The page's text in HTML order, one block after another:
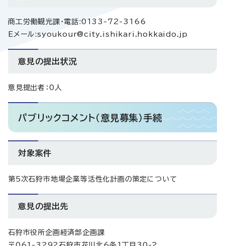
商工労働観光課・電話:0133-72-3166
Eメール:syoukour@city.ishikari.hokkaido.jp
意見の提出状況
意見提出者：0人
パブリックコメント（意見募集）手続
対象案件
第5次石狩市地場企業等活性化計画の策定について
意見の提出先
石狩市役所企画経済部企画課